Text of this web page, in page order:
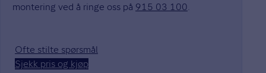
montering ved å ringe oss på 915 03 100.
Ofte stilte spørsmål
Sjekk pris og kjøp